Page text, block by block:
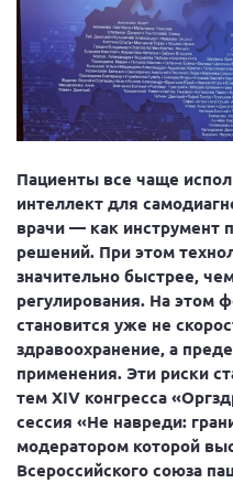
Первый вице-
Генеральный
Вице-президент
Вице-президент
Отдел
Вице-президент
Вице-президент
Вице-президент
Вице-президент
Вице-президент
Главный бухгалтер
Конференция
Конференция
Пациенты все чаще
интеллект для
врачи — как инструмент
решений. При этом
значительно быстрее,
регулирования. На этом
становится уже не
здравоохранение, а
применения. Эти риски
тем XIV конгресса
сессия «Не навреди:
модератором которой
Всероссийского союза